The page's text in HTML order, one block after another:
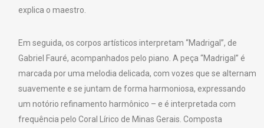
explica o maestro.
Em seguida, os corpos artísticos interpretam “Madrigal”, de
Gabriel Fauré, acompanhados pelo piano. A peça “Madrigal” é
marcada por uma melodia delicada, com vozes que se alternam
suavemente e se juntam de forma harmoniosa, expressando
um notório refinamento harmônico – e é interpretada com
frequência pelo Coral Lírico de Minas Gerais. Composta